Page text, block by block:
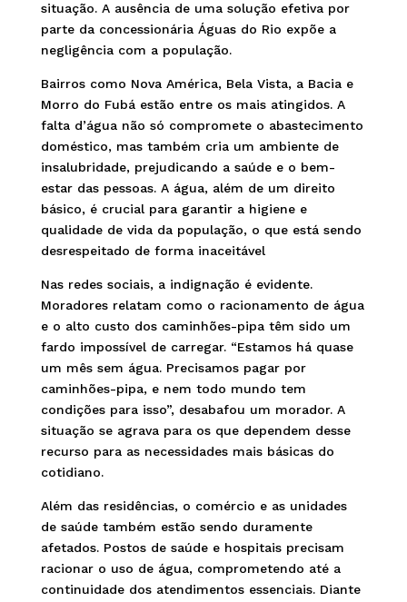
situação. A ausência de uma solução efetiva por
parte da concessionária Águas do Rio expõe a
negligência com a população.
Bairros como Nova América, Bela Vista, a Bacia e
Morro do Fubá estão entre os mais atingidos. A
falta d’água não só compromete o abastecimento
doméstico, mas também cria um ambiente de
insalubridade, prejudicando a saúde e o bem-
estar das pessoas. A água, além de um direito
básico, é crucial para garantir a higiene e
qualidade de vida da população, o que está sendo
desrespeitado de forma inaceitável
Nas redes sociais, a indignação é evidente.
Moradores relatam como o racionamento de água
e o alto custo dos caminhões-pipa têm sido um
fardo impossível de carregar. “Estamos há quase
um mês sem água. Precisamos pagar por
caminhões-pipa, e nem todo mundo tem
condições para isso”, desabafou um morador. A
situação se agrava para os que dependem desse
recurso para as necessidades mais básicas do
cotidiano.
Além das residências, o comércio e as unidades
de saúde também estão sendo duramente
afetados. Postos de saúde e hospitais precisam
racionar o uso de água, comprometendo até a
continuidade dos atendimentos essenciais. Diante